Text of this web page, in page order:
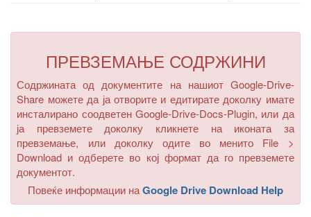
ПРЕВЗЕМАЊЕ СОДРЖИНИ
Содржината од документите на нашиот Google-Drive-
Share можете да ја отворите и едитирате доколку имате
инсталирано соодветен Google-Drive-Docs-Plugin, или да
ја превземете доколку кликнете на иконата за
превземање, или доколку одите во менито File >
Download и одберете во кој формат да го превземете
документот.
Повеќе информации наGoogle Drive Download Help